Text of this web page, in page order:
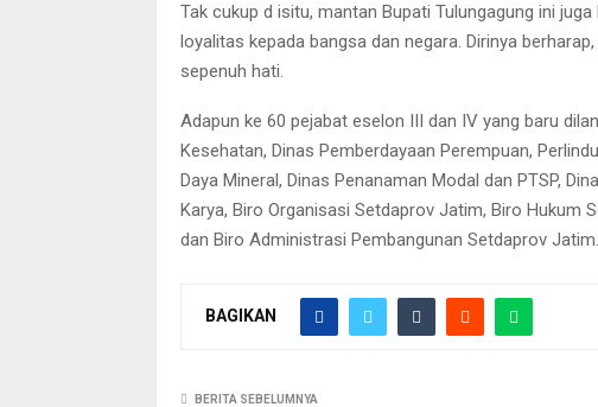
Tak cukup d isitu, mantan Bupati Tulungagung ini
loyalitas kepada bangsa dan negara. Dirinya
sepenuh hati.
Adapun ke 60 pejabat eselon III dan IV yang baru
Kesehatan, Dinas Pemberdayaan Perempuan,
Daya Mineral, Dinas Penanaman Modal dan PTSP,
Karya, Biro Organisasi Setdaprov Jatim, Biro Hukum
dan Biro Administrasi Pembangunan Setdaprov
BAGIKAN
BERITA SEBELUMNYA